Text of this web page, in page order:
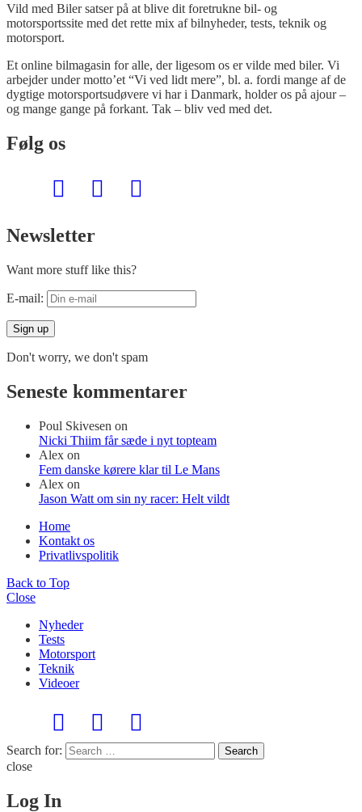
Vild med Biler satser på at blive dit foretrukne bil- og
motorsportssite med det rette mix af bilnyheder, tests, teknik og
motorsport.
Et online bilmagasin for alle, der ligesom os er vilde med biler. Vi
arbejder under motto’et “Vi ved lidt mere”, bl. a. fordi mange af de
dygtige motorsportsudøvere vi har i Danmark, holder os på ajour –
og mange gange på forkant. Tak – bliv ved med det.
Følg os
Newsletter
Want more stuff like this?
E-mail:
Don't worry, we don't spam
Seneste kommentarer
Poul Skivesen on
Nicki Thiim får sæde i nyt topteam
Alex on
Fem danske kørere klar til Le Mans
Alex on
Jason Watt om sin ny racer: Helt vildt
Home
Kontakt os
Privatlivspolitik
Back to Top
Close
Nyheder
Tests
Motorsport
Teknik
Videoer
Search for: Search
close
Log In